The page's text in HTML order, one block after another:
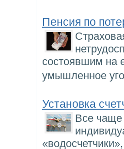
Пенсия по
состоявшим на
умышленное
Установка
Все чаще